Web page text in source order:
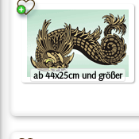
ab 44x25cm und größer